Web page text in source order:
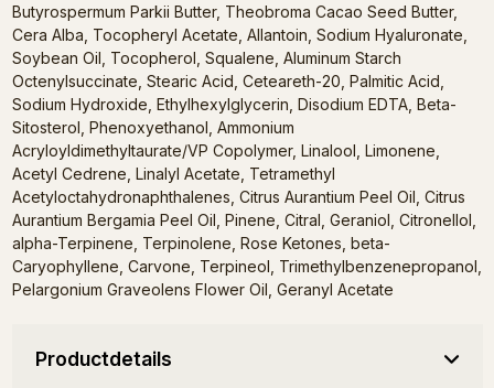
Butyrospermum Parkii Butter, Theobroma Cacao Seed Butter,
Cera Alba, Tocopheryl Acetate, Allantoin, Sodium Hyaluronate,
Soybean Oil, Tocopherol, Squalene, Aluminum Starch
Octenylsuccinate, Stearic Acid, Ceteareth-20, Palmitic Acid,
Sodium Hydroxide, Ethylhexylglycerin, Disodium EDTA, Beta-
Sitosterol, Phenoxyethanol, Ammonium
Acryloyldimethyltaurate/VP Copolymer, Linalool, Limonene,
Acetyl Cedrene, Linalyl Acetate, Tetramethyl
Acetyloctahydronaphthalenes, Citrus Aurantium Peel Oil, Citrus
Aurantium Bergamia Peel Oil, Pinene, Citral, Geraniol, Citronellol,
alpha-Terpinene, Terpinolene, Rose Ketones, beta-
Caryophyllene, Carvone, Terpineol, Trimethylbenzenepropanol,
Pelargonium Graveolens Flower Oil, Geranyl Acetate
Productdetails